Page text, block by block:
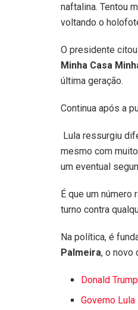
naftalina. Tentou
voltando o
O presidente
Minha Casa
última geração.
Continua após a
Lula ressurgiu
mesmo com
um eventual
É que um número
turno contra
Na política, é
Palmeira, o novo
Donald Trump
Governo Lula